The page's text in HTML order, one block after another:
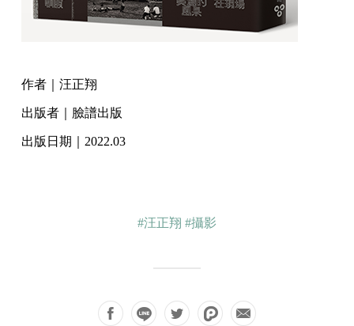
作者｜汪正翔
出版者｜臉譜出版
出版日期｜2022.03
#汪正翔 #攝影